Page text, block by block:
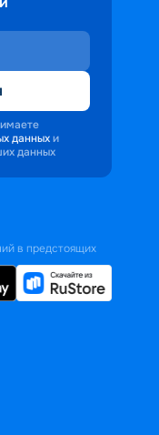
данных и
данных
в предстоящих